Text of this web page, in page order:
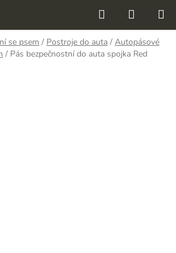
Hledat
KOŠÍK
se psem / Postroje do auta / Autopásové
/ Pás bezpečnostní do auta spojka Red